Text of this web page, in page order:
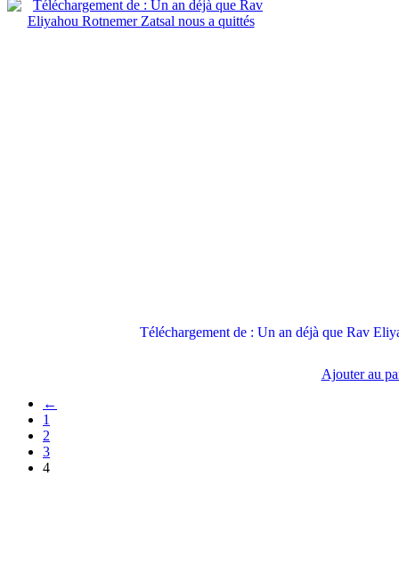
Téléchargement de : Un an déjà que Rav
Ajouter au
←
1
2
3
4